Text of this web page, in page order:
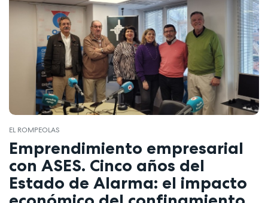
EL ROMPEOLAS
Emprendimiento empresarial
con ASES. Cinco años del
Estado de Alarma: el impacto